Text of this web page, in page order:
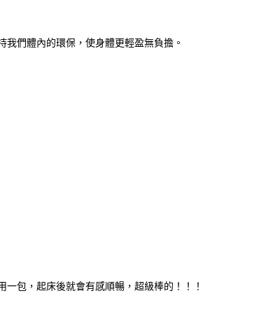
們體內的環保，使身體更輕盈無負擔。
包，起床後就會有感順暢，超級棒的！！！